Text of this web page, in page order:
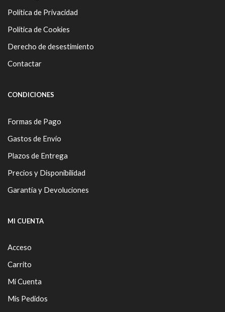
Política de Privacidad
Política de Cookies
Derecho de desestimiento
Contactar
CONDICIONES
Formas de Pago
Gastos de Envío
Plazos de Entrega
Precios y Disponibilidad
Garantía y Devoluciones
MI CUENTA
Acceso
Carrito
Mi Cuenta
Mis Pedidos